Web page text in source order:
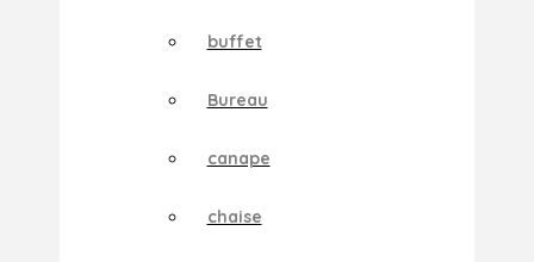
buffet
Bureau
canape
chaise